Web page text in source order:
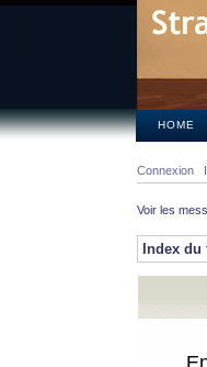
HOME
Connexion
Voir les
Index du